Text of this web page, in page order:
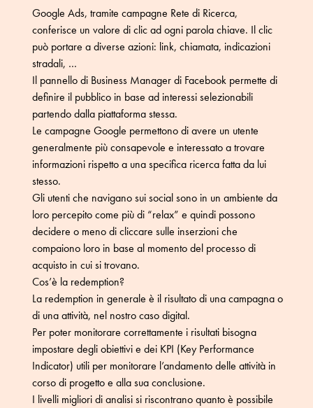
Google Ads, tramite campagne Rete di Ricerca,
conferisce un valore di clic ad ogni parola chiave. Il clic
può portare a diverse azioni: link, chiamata, indicazioni
stradali, …
Il pannello di Business Manager di Facebook permette di
definire il pubblico in base ad interessi selezionabili
partendo dalla piattaforma stessa.
Le campagne Google permettono di avere un utente
generalmente più consapevole e interessato a trovare
informazioni rispetto a una specifica ricerca fatta da lui
stesso.
Gli utenti che navigano sui social sono in un ambiente da
loro percepito come più di “relax” e quindi possono
decidere o meno di cliccare sulle inserzioni che
compaiono loro in base al momento del processo di
acquisto in cui si trovano.
Cos’è la redemption?
La redemption in generale è il risultato di una campagna o
di una attività, nel nostro caso digital.
Per poter monitorare correttamente i risultati bisogna
impostare degli obiettivi e dei KPI (Key Performance
Indicator) utili per monitorare l’andamento delle attività in
corso di progetto e alla sua conclusione.
I livelli migliori di analisi si riscontrano quanto è possibile